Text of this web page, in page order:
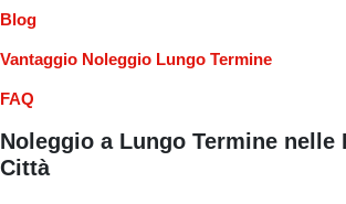
Blog
Vantaggio Noleggio Lungo Termine
FAQ
Noleggio a Lungo Termine nelle
Città